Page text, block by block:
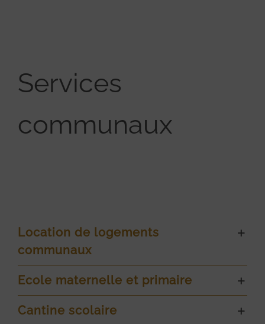
Services
communaux
Location de logements
communaux
Ecole maternelle et primaire
Cantine scolaire